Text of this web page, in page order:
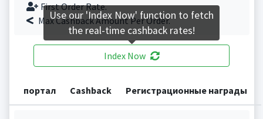
First Order Rate.
Max Cashback Amount Per Order.
Index Now
портал Cashback Регистрационные награды
Use our 'Index Now' function to fetch
the real-time cashback rates!